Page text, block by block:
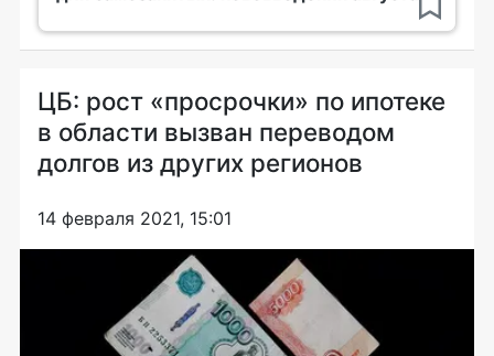
ЦБ: рост «просрочки» по ипотеке
в области вызван переводом
долгов из других регионов
14 февраля 2021, 15:01